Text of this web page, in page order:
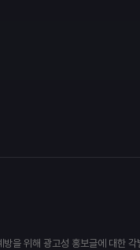
을 위해 광고성 홍보글에 대한